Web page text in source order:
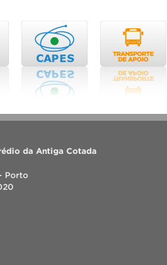
da Antiga Cotada
Porto